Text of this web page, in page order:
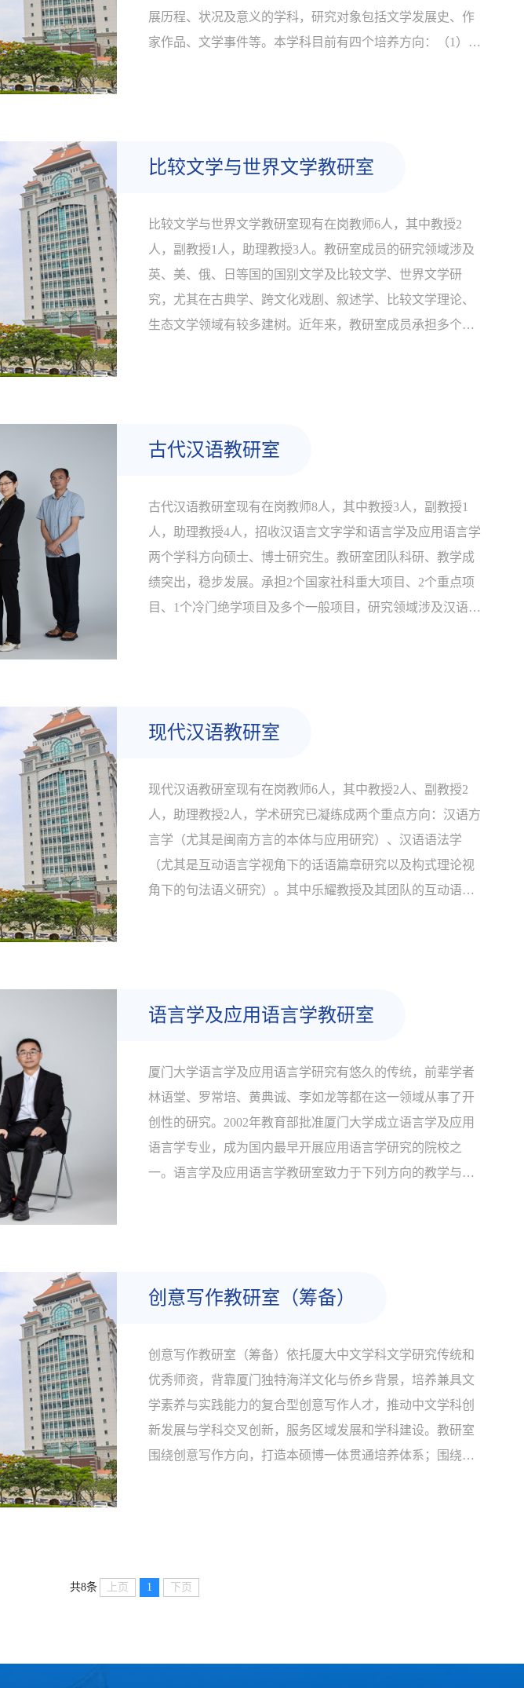
展历程、状况及意义的学科，研究对象包括文学发展史、作
家作品、文学事件等。本学科目前有四个培养方向：（1）中
比较文学与世界文学教研室
比较文学与世界文学教研室现有在岗教师6人，其中教授2
人，副教授1人，助理教授3人。教研室成员的研究领域涉及
英、美、俄、日等国的国别文学及比较文学、世界文学研
究，尤其在古典学、跨文化戏剧、叙述学、比较文学理论、
生态文学领域有较多建树。近年来，教研室成员承担多个国
古代汉语教研室
古代汉语教研室现有在岗教师8人，其中教授3人，副教授1
人，助理教授4人，招收汉语言文字学和语言学及应用语言学
两个学科方向硕士、博士研究生。教研室团队科研、教学成
绩突出，稳步发展。承担2个国家社科重大项目、2个重点项
目、1个冷门绝学项目及多个一般项目，研究领域涉及汉语言
现代汉语教研室
现代汉语教研室现有在岗教师6人，其中教授2人、副教授2
人，助理教授2人，学术研究已凝练成两个重点方向：汉语方
言学（尤其是闽南方言的本体与应用研究）、汉语语法学
（尤其是互动语言学视角下的话语篇章研究以及构式理论视
角下的句法语义研究）。其中乐耀教授及其团队的互动语言
语言学及应用语言学教研室
厦门大学语言学及应用语言学研究有悠久的传统，前辈学者
林语堂、罗常培、黄典诚、李如龙等都在这一领域从事了开
创性的研究。2002年教育部批准厦门大学成立语言学及应用
语言学专业，成为国内最早开展应用语言学研究的院校之
一。语言学及应用语言学教研室致力于下列方向的教学与研
创意写作教研室（筹备）
创意写作教研室（筹备）依托厦大中文学科文学研究传统和
优秀师资，背靠厦门独特海洋文化与侨乡背景，培养兼具文
学素养与实践能力的复合型创意写作人才，推动中文学科创
新发展与学科交叉创新，服务区域发展和学科建设。教研室
围绕创意写作方向，打造本硕博一体贯通培养体系；围绕创
共8条 上页 1 下页